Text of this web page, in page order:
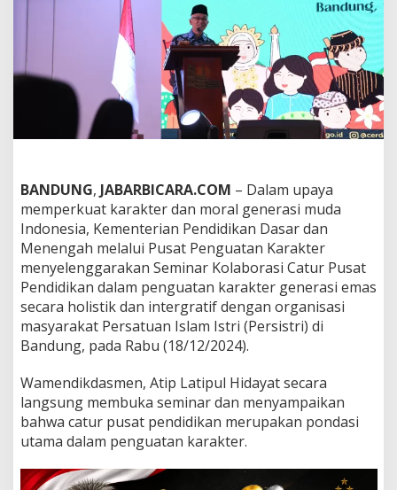
s
P
e
n
i
k
a
n
,
P
e
r
k
a
K
a
r
k
t
e
BANDUNG, JABARBICARA.COM – Dalam upaya
memperkuat karakter dan moral generasi muda
Indonesia, Kementerian Pendidikan Dasar dan
Menengah melalui Pusat Penguatan Karakter
menyelenggarakan Seminar Kolaborasi Catur Pusat
Pendidikan dalam penguatan karakter generasi emas
secara holistik dan intergratif dengan organisasi
masyarakat Persatuan Islam Istri (Persistri) di
Bandung, pada Rabu (18/12/2024).
Wamendikdasmen, Atip Latipul Hidayat secara
langsung membuka seminar dan menyampaikan
bahwa catur pusat pendidikan merupakan pondasi
utama dalam penguatan karakter.